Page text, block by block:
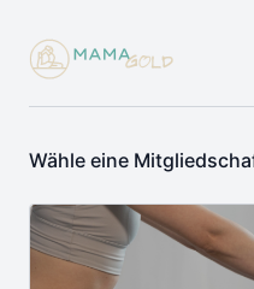
Wähle eine